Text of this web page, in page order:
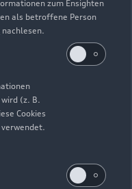
zum Ensighten
als betroffene Person
nachlesen.
(z. B.
Cookies